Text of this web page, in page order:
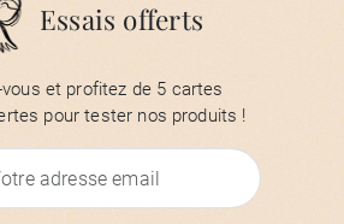
Essais offerts
vous et profitez de 5 cartes
pour tester nos produits !